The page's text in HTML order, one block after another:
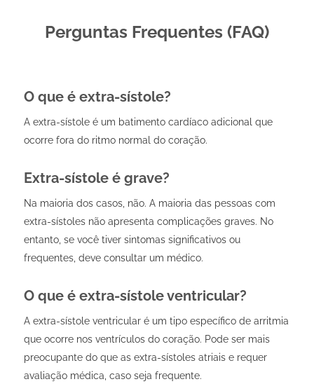
Perguntas Frequentes (FAQ)
O que é extra-sístole?
A extra-sístole é um batimento cardíaco adicional que
ocorre fora do ritmo normal do coração.
Extra-sístole é grave?
Na maioria dos casos, não. A maioria das pessoas com
extra-sístoles não apresenta complicações graves. No
entanto, se você tiver sintomas significativos ou
frequentes, deve consultar um médico.
O que é extra-sístole ventricular?
A extra-sístole ventricular é um tipo específico de arritmia
que ocorre nos ventrículos do coração. Pode ser mais
preocupante do que as extra-sístoles atriais e requer
avaliação médica, caso seja frequente.